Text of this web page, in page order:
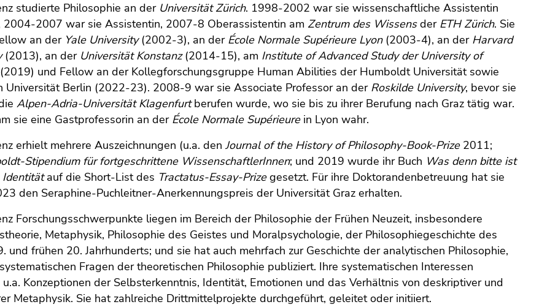
studierte Philosophie an der Universität Zürich. 1998-2002 war sie wissenschaftliche Assistentin
2004-2007 war sie Assistentin, 2007-8 Oberassistentin am Zentrum des Wissensder ETH Zürich. Sie
an der Yale University(2002-3), an der École Normale Supérieure Lyon(2003-4), an der Harvard
(2013), an der Universität Konstanz(2014-15), am Institute of Advanced Study der University of
und Fellow an der Kollegforschungsgruppe Human Abilities der Humboldt Universität sowie
Universität Berlin (2022-23). 2008-9 war sie Associate Professor an der Roskilde University, bevor sie
Alpen-Adria-Universität Klagenfurtberufen wurde, wo sie bis zu ihrer Berufung nach Graz tätig war.
sie eine Gastprofessorin an der École Normale Supérieurein Lyon wahr.
erhielt mehrere Auszeichnungen (u.a. denJournal of the History of Philosophy-Book-Prize2011;
Stipendium für fortgeschrittene WissenschaftlerInnen; und 2019 wurde ihr Buch Was denn bitte ist
auf die Short-List des Tractatus-Essay-Prizegesetzt. Für ihre Doktorandenbetreuung hat sie
den Seraphine-Puchleitner-Anerkennungspreis der Universität Graz erhalten.
Forschungsschwerpunkte liegen im Bereich der Philosophie der Frühen Neuzeit, insbesondere
Metaphysik, Philosophie des Geistes und Moralpsychologie, der Philosophiegeschichte des
und frühen 20. Jahrhunderts; und sie hat auch mehrfach zur Geschichte der analytischen Philosophie,
Fragen der theoretischen Philosophie publiziert. Ihre systematischen Interessen
Konzeptionen der Selbsterkenntnis, Identität, Emotionen und das Verhältnis von deskriptiver und
Metaphysik. Sie hat zahlreiche Drittmittelprojekte durchgeführt, geleitet oder initiiert.